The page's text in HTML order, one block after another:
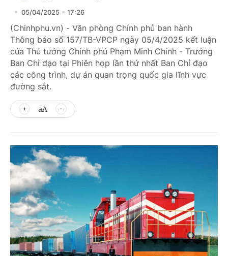
05/04/2025 17:26
(Chinhphu.vn) - Văn phòng Chính phủ ban hành
Thông báo số 157/TB-VPCP ngày 05/4/2025 kết luận
của Thủ tướng Chính phủ Phạm Minh Chính - Trưởng
Ban Chỉ đạo tại Phiên họp lần thứ nhất Ban Chỉ đạo
các công trình, dự án quan trọng quốc gia lĩnh vực
đường sắt.
aA